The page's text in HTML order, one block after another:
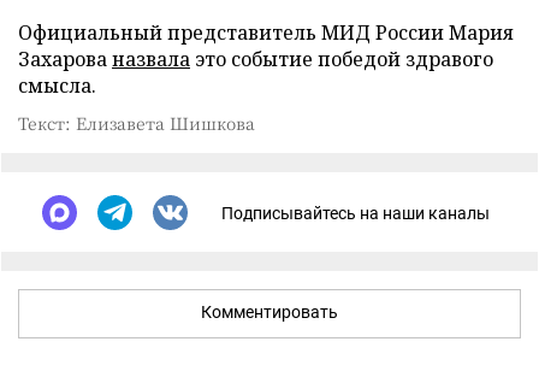
Официальный представитель МИД России Мария
Захарованазвала это событие победой здравого
смысла.
Текст: Елизавета Шишкова
Подписывайтесь на наши каналы
Комментировать